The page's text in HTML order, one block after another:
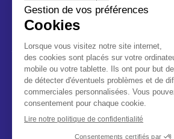
Du lundi au jeudi 08h00 à 12h00 et de
13h00 à 17h00.
Le vendredi de 08h00 à 12h00.
Fermé le samedi, dimanche et jours
fériés.
Service & appel gratuits.